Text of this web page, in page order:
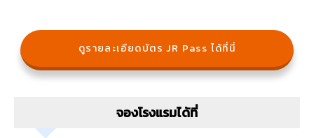
ดูรายละเอียดบัตร JR Pass ได้ที่นี่
จองโรงแรมได้ที่